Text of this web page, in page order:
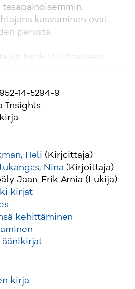
kasvaminen ovat
perusta.
ja sudenkuopistasi
itsetuntemus auttaa
valintoja, jotka
sinuun itseesi,
Kasvun kautta syntyy
ja kestävämpää
myös organisaatioosi
se tuo helppoutta ja
elämääsi.
14-5294-9
Insights
Heli (Kirjoittaja)
Nina (Kirjoittaja)
Jaan-Erik Arnia (Lukija)
kirjat
kehittäminen
äänikirjat
kirja